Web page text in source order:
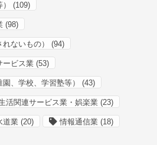
(109)
(98)
ないもの） (94)
ービス業 (53)
、学校、学習塾等） (43)
活関連サービス業・娯楽業 (23)
道業 (20) 情報通信業 (18)